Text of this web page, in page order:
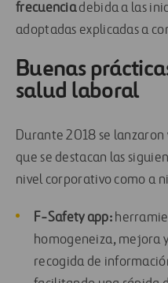
frecuenciadebida a las
adoptadas explicadas a
Buenas
salud laboral
Durante 2018 se
que se destacan las
nivel corporativo como a
F-Safety app:
homogeneiza, mejora
recogida de